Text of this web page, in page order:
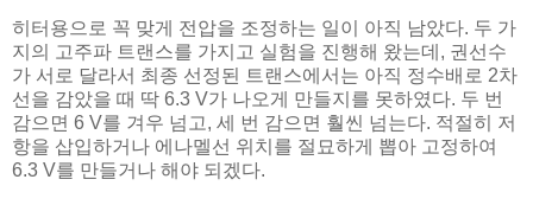
히터용으로 꼭 맞게 전압을 조정하는 일이 아직 남았다. 두 가
지의 고주파 트랜스를 가지고 실험을 진행해 왔는데, 권선수
가 서로 달라서 최종 선정된 트랜스에서는 아직 정수배로 2차
선을 감았을 때 딱 6.3 V가 나오게 만들지를 못하였다. 두 번
감으면 6 V를 겨우 넘고, 세 번 감으면 훨씬 넘는다. 적절히 저
항을 삽입하거나 에나멜선 위치를 절묘하게 뽑아 고정하여
6.3 V를 만들거나 해야 되겠다.